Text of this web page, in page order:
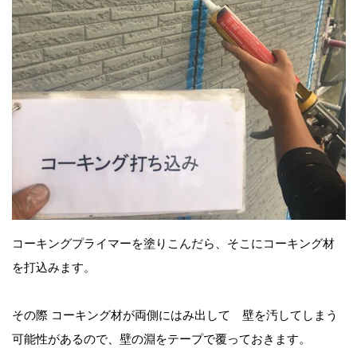
コーキングプライマーを塗りこんだら、そこにコーキング材
を打込みます。
その際 コーキング材が両側にはみ出して 壁を汚してしまう
可能性があるので、壁の淵をテープで覆っておきます。